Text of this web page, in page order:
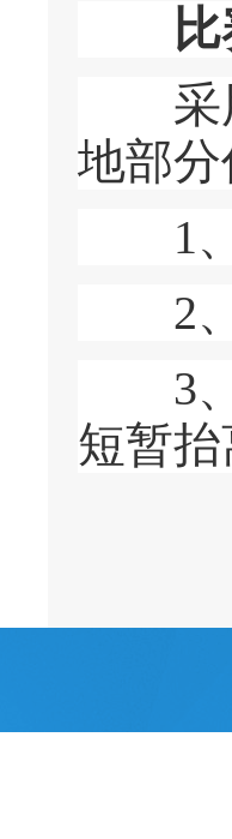
采用
地部
1、
2、
3、
短暂